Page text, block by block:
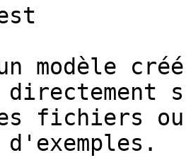
modèle
fichiers